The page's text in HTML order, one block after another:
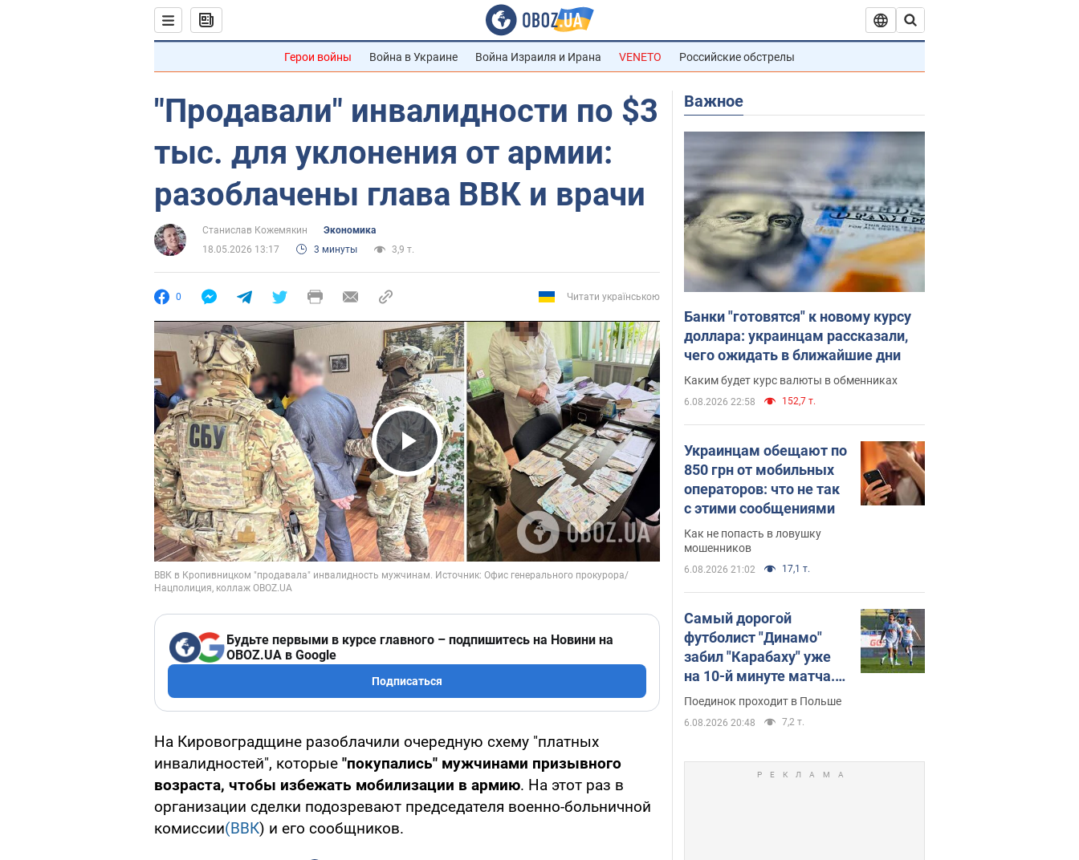
Герои войны Война в Украине Война Израиля и Ирана VENETO Российские обстрелы
"Продавали" инвалидности по $3
тыс. для уклонения от армии:
разоблачены глава ВВК и врачи
Станислав Кожемякин
Экономика
18.05.2026 13:17
3 минуты 3,9 т.
0 Читати українською
Play Video
Будьте первыми в курсе главного – подпишитесь на Новини на
OBOZ.UA в Google
Подписаться
На Кировоградщине разоблачили очередную схему "платных
инвалидностей", которые "покупались" мужчинами призывного
возраста, чтобы избежать мобилизации в армию. На этот раз в
организации сделки подозревают председателя военно-больничной
комиссии(ВВК) и его сообщников.
Важное
Банки "готовятся" к новому курсу
доллара: украинцам рассказали,
чего ожидать в ближайшие дни
Каким будет курс валюты в обменниках
6.08.2026 22:58 152,7 т.
Украинцам обещают по
850 грн от мобильных
операторов: что не так
с этими сообщениями
Как не попасть в ловушку
мошенников
6.08.2026 21:02 17,1 т.
Самый дорогой
футболист "Динамо"
забил "Карабаху" уже
на 10-й минуте матча.
Видео
Поединок проходит в Польше
6.08.2026 20:48 7,2 т.